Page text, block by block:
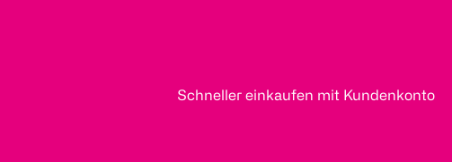
Schneller einkaufen mit Kundenkonto